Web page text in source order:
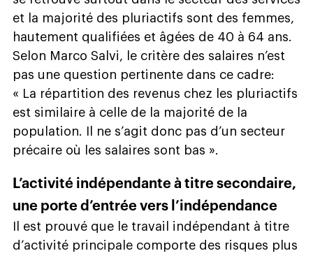
et la majorité des pluriactifs sont des femmes,
hautement qualifiées et âgées de 40 à 64 ans.
Selon Marco Salvi, le critère des salaires n’est
pas une question pertinente dans ce cadre:
« La répartition des revenus chez les pluriactifs
est similaire à celle de la majorité de la
population. Il ne s’agit donc pas d’un secteur
précaire où les salaires sont bas ».
L’activité indépendante à titre secondaire,
une porte d’entrée vers l’indépendance
Il est prouvé que le travail indépendant à titre
d’activité principale comporte des risques plus